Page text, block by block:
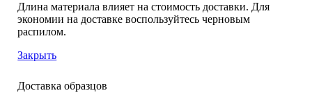
Длина материала влияет на стоимость доставки. Для
экономии на доставке воспользуйтесь черновым
распилом.
Закрыть
Доставка образцов